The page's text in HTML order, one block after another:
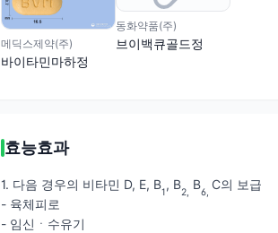
메딕스제약(주)
바이타민마하정
동화약품(주)
브이백큐골드정
효능효과
1. 다음 경우의 비타민 D, E, B1, B2, B6, C의 보급
- 육체피로
- 임신ㆍ수유기